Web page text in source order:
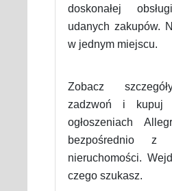
doskonałej
udanych zakupów.
w jednym miejscu.
Zobacz
zadzwoń i kupuj
ogłoszeniach
bezpośrednio z
nieruchomości.
czego szukasz.